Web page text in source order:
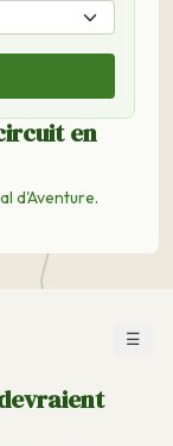
en
d'Aventure.
☰